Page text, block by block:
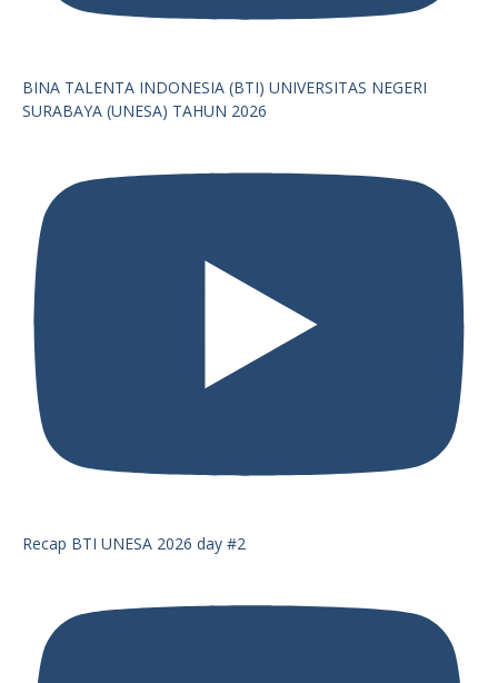
BINA TALENTA INDONESIA (BTI) UNIVERSITAS NEGERI
SURABAYA (UNESA) TAHUN 2026
Recap BTI UNESA 2026 day #2